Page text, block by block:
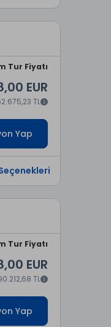
Tur Fiyatı
EUR
TL
Yap
Tur Fiyatı
EUR
TL
Yap